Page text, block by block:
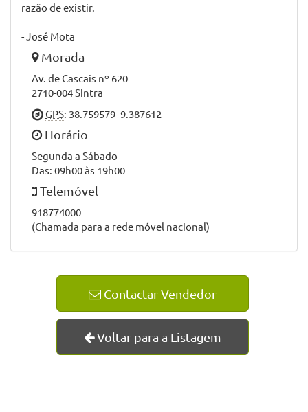
razão de existir.
- José Mota
Morada
Av. de Cascais nº 620
2710-004 Sintra
GPS: 38.759579 -9.387612
Horário
Segunda a Sábado
Das: 09h00 às 19h00
Telemóvel
918774000
(Chamada para a rede móvel nacional)
Contactar Vendedor
Voltar para a Listagem